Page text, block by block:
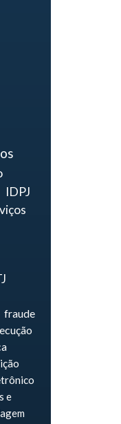
IDPJ
fraude
e